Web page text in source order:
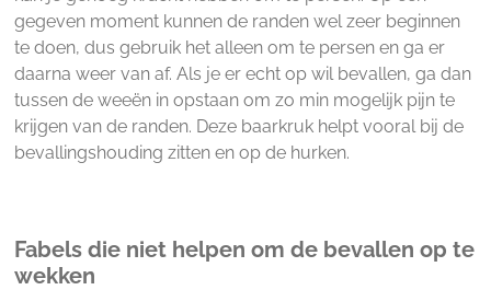
gegeven moment kunnen de randen wel zeer beginnen
te doen, dus gebruik het alleen om te persen en ga er
daarna weer van af. Als je er echt op wil bevallen, ga dan
tussen de weeën in opstaan om zo min mogelijk pijn te
krijgen van de randen. Deze baarkruk helpt vooral bij de
bevallingshouding zitten en op de hurken.
Fabels die niet helpen om de bevallen op te
wekken